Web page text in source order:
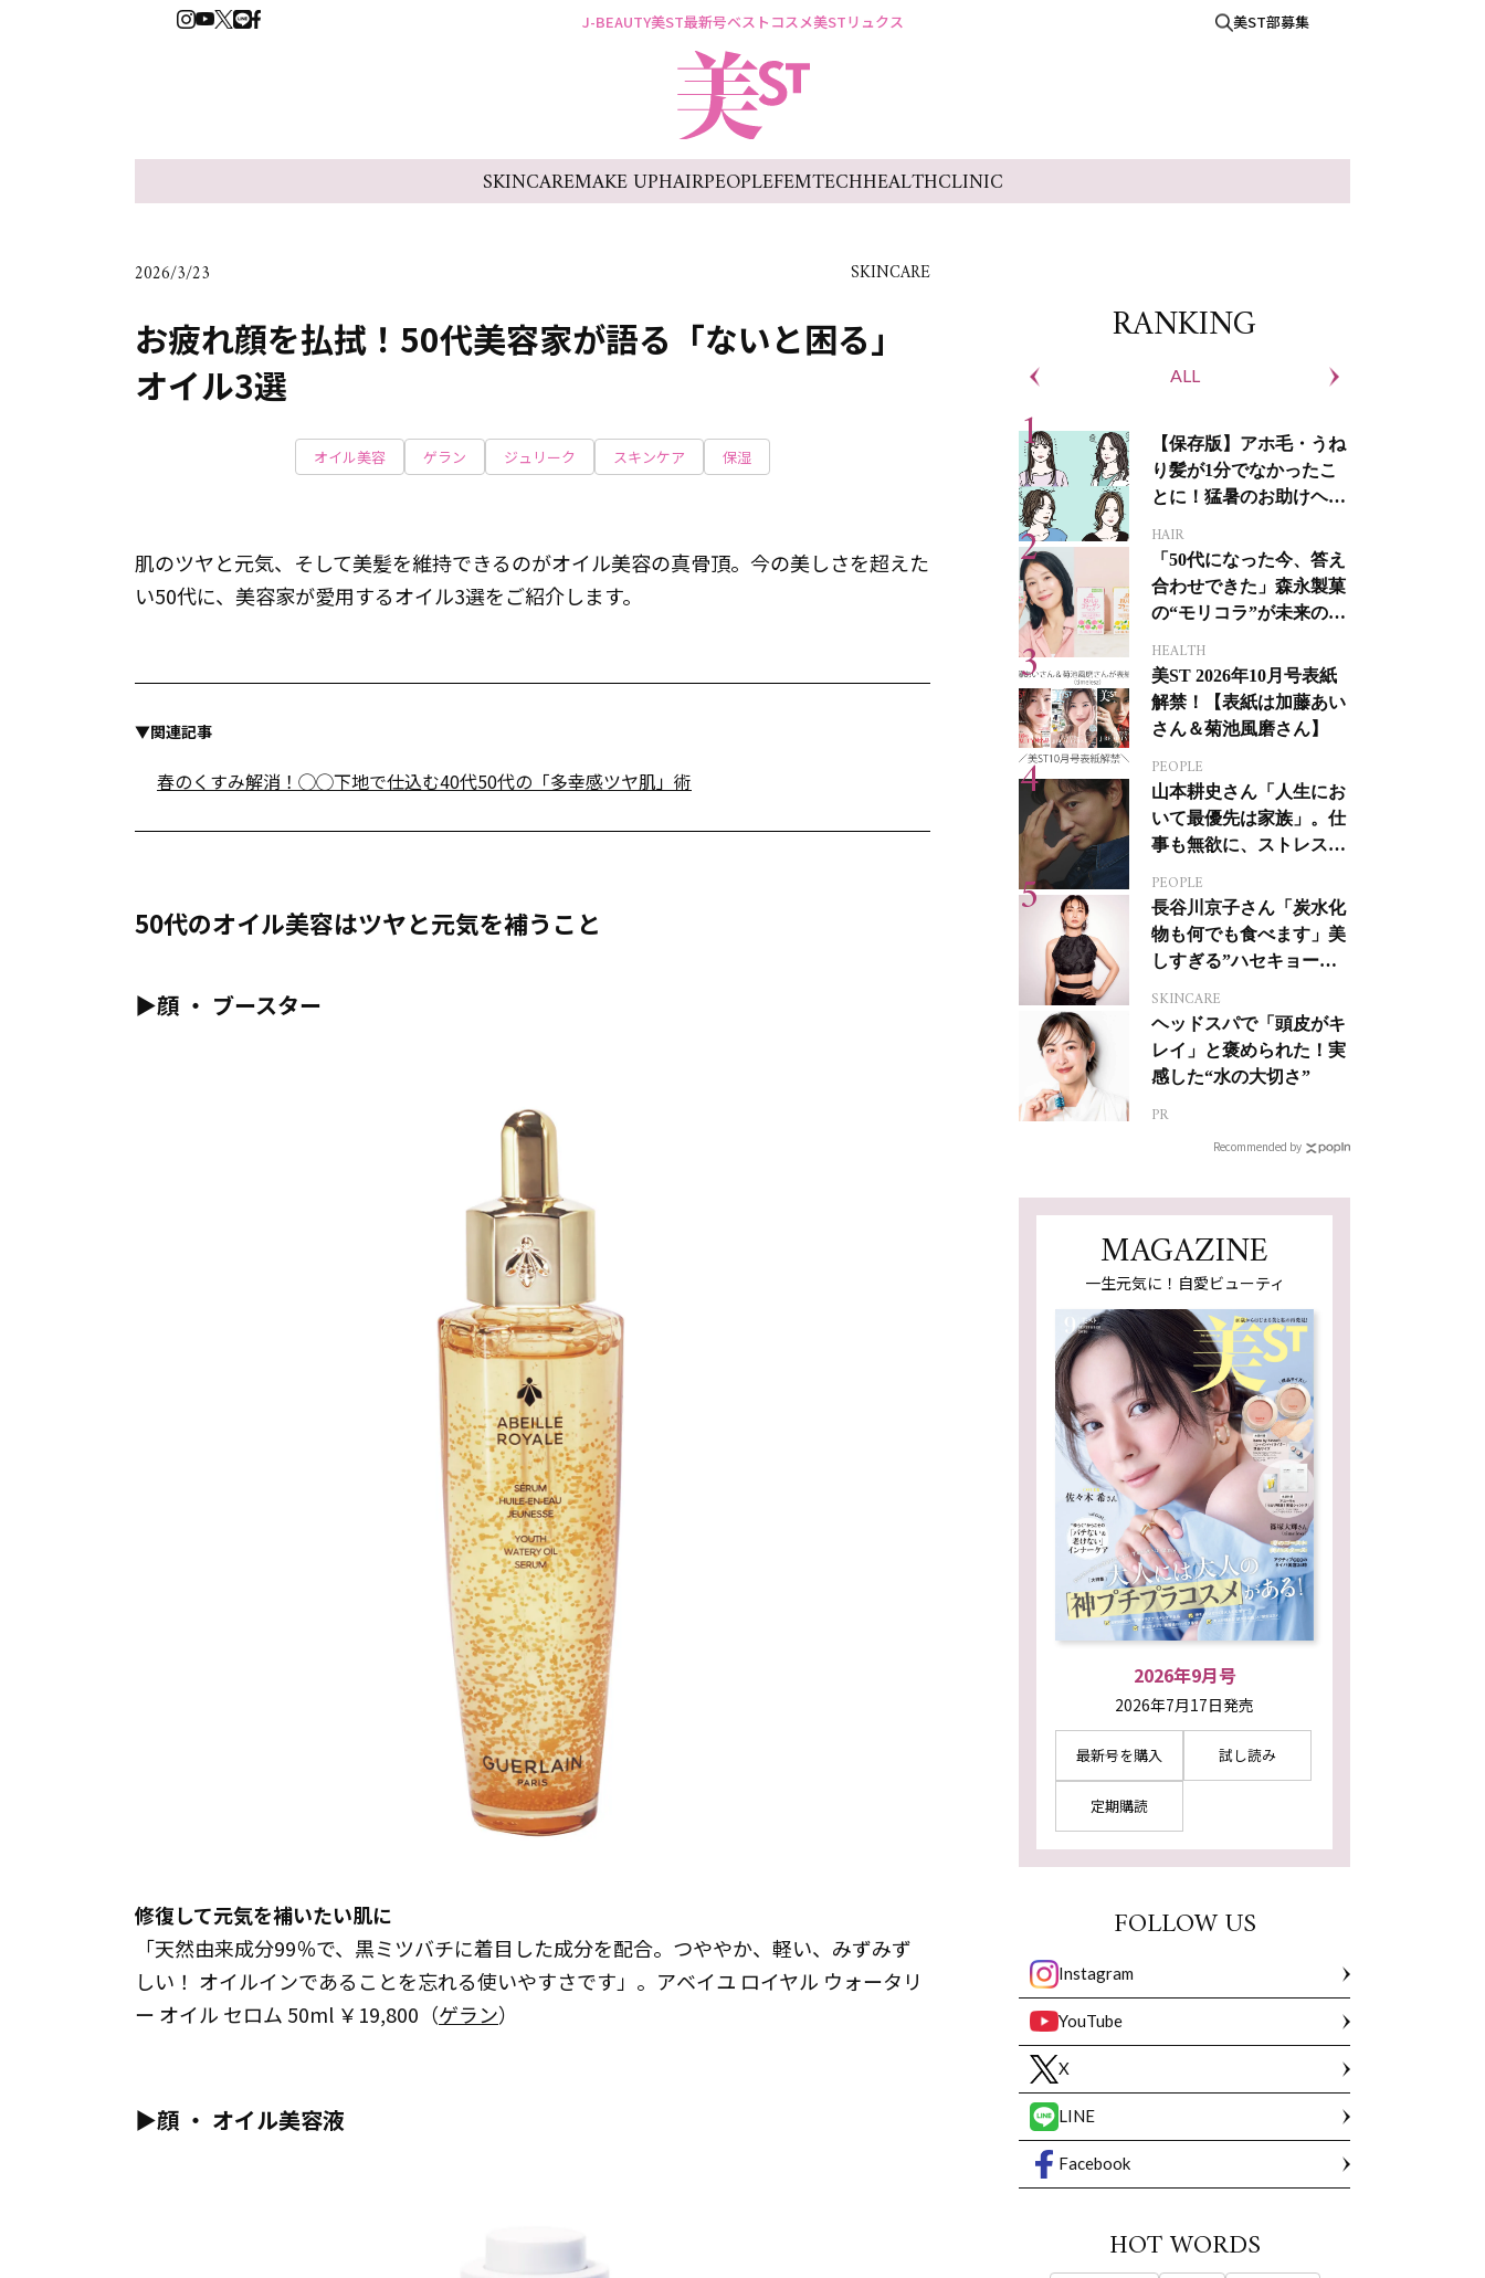
J-BEAUTY美ST最新号ベストコスメ美STリュクス 美ST部募集
SKINCAREMAKE UPHAIRPEOPLEFEMTECHHEALTHCLINIC
2026/3/23 SKINCARE
お疲れ顔を払拭！50代美容家が語る「ないと困る」
オイル3選
オイル美容 ゲラン ジュリーク スキンケア 保湿
肌のツヤと元気、そして美髪を維持できるのがオイル美容の真骨頂。今の美しさを超えた
い50代に、美容家が愛用するオイル3選をご紹介します。
▼関連記事
春のくすみ解消！◯◯下地で仕込む40代50代の「多幸感ツヤ肌」術
50代のオイル美容はツヤと元気を補うこと
▶︎顔 ・ ブースター
修復して元気を補いたい肌に
「天然由来成分99％で、黒ミツバチに着目した成分を配合。つややか、軽い、みずみず
しい！ オイルインであることを忘れる使いやすさです」。アベイユ ロイヤル ウォータリ
ー オイル セロム 50ml ￥19,800（ゲラン）
▶︎顔 ・ オイル美容液
RANKING
ALL
【保存版】アホ毛・うね
り髪が1分でなかったこ
とに！猛暑のお助けヘア
HAIR
「50代になった今、答え
合わせできた」森永製菓
の“モリコラ”が未来のキ
HEALTH
美ST 2026年10月号表紙
解禁！【表紙は加藤あい
さん＆菊池風磨さん】
PEOPLE
山本耕史さん「人生にお
いて最優先は家族」。仕
事も無欲に、ストレスを
PEOPLE
長谷川京子さん「炭水化
物も何でも食べます」美
しすぎる”ハセキョーボ
SKINCARE
ヘッドスパで「頭皮がキ
レイ」と褒められた！実
感した“水の大切さ”
PR
Recommended by
MAGAZINE
一生元気に！自愛ビューティ
2026年9月号
2026年7月17日発売
最新号を購入 試し読み
定期購読
FOLLOW US
Instagram
YouTube
X
LINE
Facebook
HOT WORDS